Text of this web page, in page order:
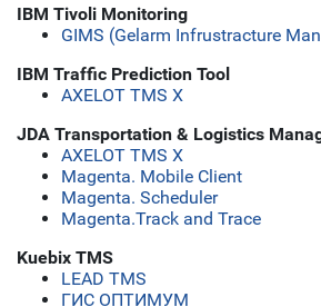
IBM Tivoli Monitoring
GIMS (Gelarm Infrustracture
IBM Traffic Prediction Tool
AXELOT TMS X
JDA Transportation & Logistics
AXELOT TMS X
Magenta. Mobile Client
Magenta. Scheduler
Magenta.Track and Trace
Kuebix TMS
LEAD TMS
ГИС ОПТИМУМ